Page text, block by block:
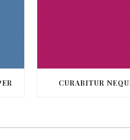
CURABITUR